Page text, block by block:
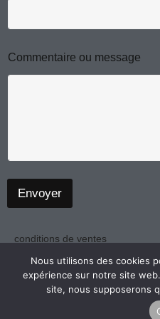
m
g
o
Commentaire ou message
Envoyer
conditions de ventes
politique de confidentialité
mentions légales
Nous utilisons des cookies
expérience sur notre site
site, nous supposerons